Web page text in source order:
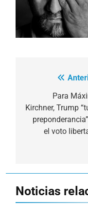
Navegación
entradas
Para
Kirchner, Trump
el voto
Noticias